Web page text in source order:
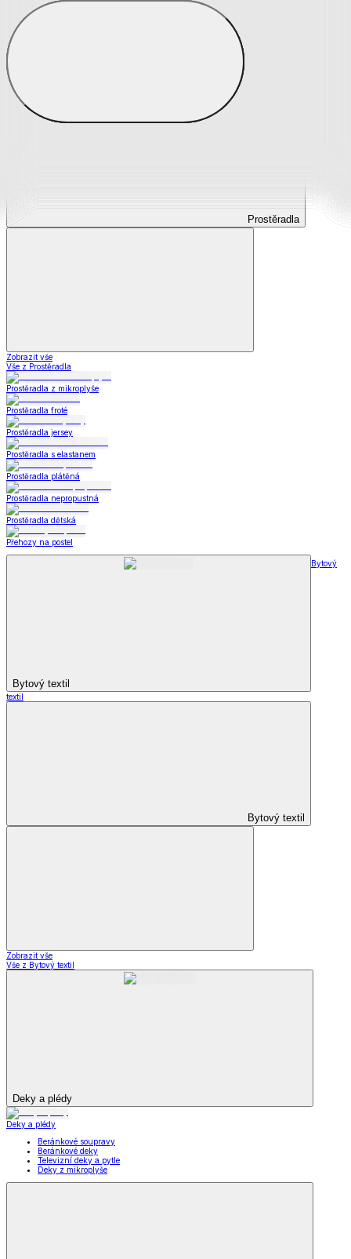
Prostěradla
Prostěradla
Zobrazit vše
Vše z Prostěradla
Prostěradla z mikroplyše
Prostěradla froté
Prostěradla jersey
Prostěradla s elastanem
Prostěradla plátěná
Prostěradla nepropustná
Prostěradla dětská
Přehozy na postel
Bytový textil
Bytový
textil
Bytový textil
Zobrazit vše
Vše z Bytový textil
Deky a plédy
Deky a plédy
Beránkové soupravy
Beránkové deky
Televizní deky a pytle
Deky z mikroplyše